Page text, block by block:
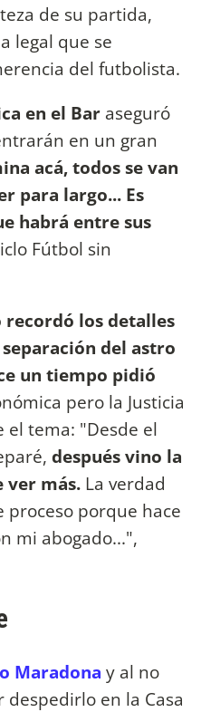
de su partida,
legal que se
del futbolista.
en el Bar aseguró
en un gran
acá, todos se van
para largo... Es
habrá entre sus
Fútbol sin
recordó los detalles
del astro
un tiempo pidió
pero la Justicia
el tema: "Desde el
después vino la
ver más. La verdad
proceso porque hace
mi abogado...",
Maradona y al no
en la Casa